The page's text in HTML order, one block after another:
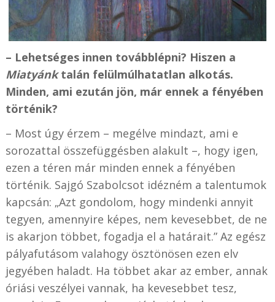
– Lehetséges innen továbblépni? Hiszen a
Miatyánktalán felülmúlhatatlan alkotás.
Minden, ami ezután jön, már ennek a fényében
történik?
– Most úgy érzem – megélve mindazt, ami e
sorozattal összefüggésben alakult –, hogy igen,
ezen a téren már minden ennek a fényében
történik. Sajgó Szabolcsot idézném a talentumok
kapcsán: „Azt gondolom, hogy mindenki annyit
tegyen, amennyire képes, nem kevesebbet, de ne
is akarjon többet, fogadja el a határait.” Az egész
pályafutásom valahogy ösztönösen ezen elv
jegyében haladt. Ha többet akar az ember, annak
óriási veszélyei vannak, ha kevesebbet tesz,